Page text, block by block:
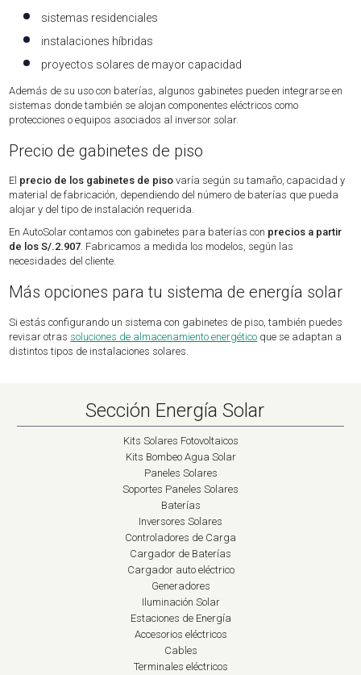
sistemas residenciales
instalaciones híbridas
proyectos solares de mayor capacidad
Además de su uso con baterías, algunos gabinetes pueden integrarse en
sistemas donde también se alojan componentes eléctricos como
protecciones o equipos asociados al inversor solar.
Precio de gabinetes de piso
El precio de los gabinetes de piso varía según su tamaño, capacidad y
material de fabricación, dependiendo del número de baterías que pueda
alojar y del tipo de instalación requerida.
En AutoSolar contamos con gabinetes para baterías con precios a partir
de los S/.2.907. Fabricamos a medida los modelos, según las
necesidades del cliente.
Más opciones para tu sistema de energía solar
Si estás configurando un sistema con gabinetes de piso, también puedes
revisar otras soluciones de almacenamiento energético que se adaptan a
distintos tipos de instalaciones solares.
Sección Energía Solar
Kits Solares Fotovoltaicos
Kits Bombeo Agua Solar
Paneles Solares
Soportes Paneles Solares
Baterías
Inversores Solares
Controladores de Carga
Cargador de Baterías
Cargador auto eléctrico
Generadores
Iluminación Solar
Estaciones de Energía
Accesorios eléctricos
Cables
Terminales eléctricos